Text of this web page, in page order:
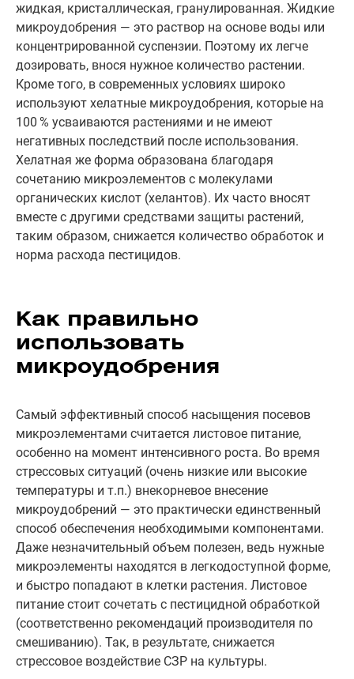
жидкая, кристаллическая, гранулированная. Жидкие
микроудобрения — это раствор на основе воды или
концентрированной суспензии. Поэтому их легче
дозировать, внося нужное количество растении.
Кроме того, в современных условиях широко
используют хелатные микроудобрения, которые на
100 % усваиваются растениями и не имеют
негативных последствий после использования.
Хелатная же форма образована благодаря
сочетанию микроэлементов с молекулами
органических кислот (хелантов). Их часто вносят
вместе с другими средствами защиты растений,
таким образом, снижается количество обработок и
норма расхода пестицидов.
Как правильно
использовать
микроудобрения
Самый эффективный способ насыщения посевов
микроэлементами считается листовое питание,
особенно на момент интенсивного роста. Во время
стрессовых ситуаций (очень низкие или высокие
температуры и т.п.) внекорневое внесение
микроудобрений — это практически единственный
способ обеспечения необходимыми компонентами.
Даже незначительный объем полезен, ведь нужные
микроэлементы находятся в легкодоступной форме,
и быстро попадают в клетки растения. Листовое
питание стоит сочетать с пестицидной обработкой
(соответственно рекомендаций производителя по
смешиванию). Так, в результате, снижается
стрессовое воздействие СЗР на культуры.